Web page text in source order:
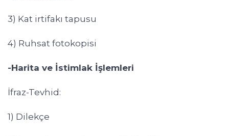
3) Kat irtifakı tapusu
4) Ruhsat fotokopisi
-Harita ve İstimlak İşlemleri
İfraz-Tevhid:
1) Dilekçe